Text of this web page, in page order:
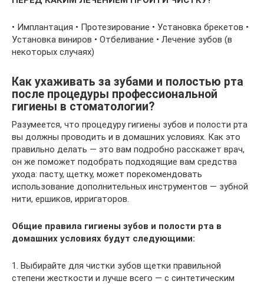
• Имплантация • Протезирование • Установка брекетов •
Установка виниров • Отбеливание • Лечение зубов (в
некоторых случаях)
Как ухаживать за зубами и полостью рта
после процедуры профессиональной
гигиены в стоматологии?
Разумеется, что процедуру гигиены зубов и полости рта
вы должны проводить и в домашних условиях. Как это
правильно делать — это вам подробно расскажет врач,
он же поможет подобрать подходящие вам средства
ухода: пасту, щетку, может порекомендовать
использование дополнительных инструментов — зубной
нити, ершиков, ирригаторов.
Общие правила гигиены зубов и полости рта в
домашних условиях будут следующими:
1. Выбирайте для чистки зубов щетки правильной
степени жесткости и лучше всего — с синтетическим